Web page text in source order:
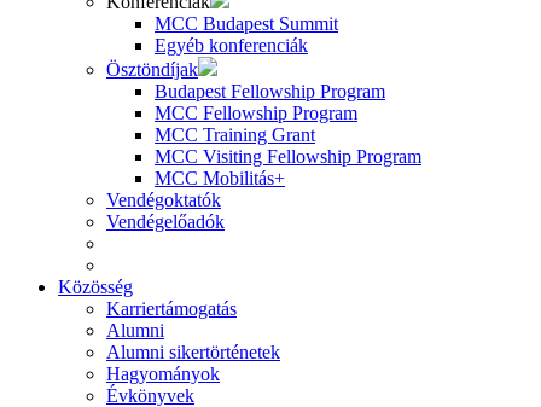
MCC Budapest Summit
Egyéb konferenciák
Ösztöndíjak
Budapest Fellowship Program
MCC Fellowship Program
MCC Training Grant
MCC Visiting Fellowship Program
MCC Mobilitás+
Vendégoktatók
Vendégelőadók
Közösség
Karriertámogatás
Alumni
Alumni sikertörténetek
Hagyományok
Évkönyvek